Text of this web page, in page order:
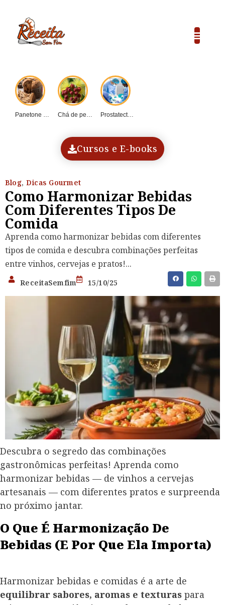
Panetone caseiro vs.... Chá de pequi:... Prostatectomia: Guia completo...
Cursos e E-books
Blog, Dicas Gourmet
Como Harmonizar Bebidas
Com Diferentes Tipos De
Comida
Aprenda como harmonizar bebidas com diferentes
tipos de comida e descubra combinações perfeitas
entre vinhos, cervejas e pratos!...
ReceitaSemfim 15/10/25
Descubra o segredo das combinações
gastronômicas perfeitas! Aprenda como
harmonizar bebidas — de vinhos a cervejas
artesanais — com diferentes pratos e surpreenda
no próximo jantar.
O Que É Harmonização De
Bebidas (e Por Que Ela Importa)
Harmonizar bebidas e comidas é a arte de
equilibrar sabores, aromas e texturas para